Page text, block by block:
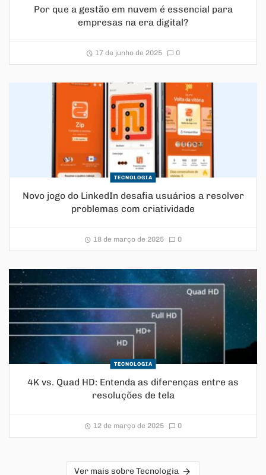
Por que a gestão em nuvem é essencial para
empresas na era digital?
17 de junho de 2025 0
TECNOLOGIA
Novo jogo do LinkedIn desafia usuários a resolver
problemas com criatividade
18 de março de 2025 0
TECNOLOGIA
4K vs. Quad HD: Entenda as diferenças entre as
resoluções de tela
12 de março de 2025 0
Ver mais sobre Tecnologia